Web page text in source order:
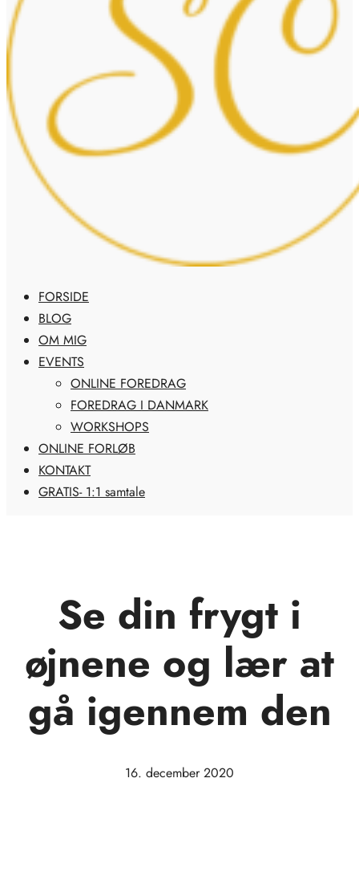
FORSIDE
BLOG
OM MIG
EVENTS
ONLINE FOREDRAG
FOREDRAG I DANMARK
WORKSHOPS
ONLINE FORLØB
KONTAKT
GRATIS- 1:1 samtale
Se din frygt i
øjnene og lær at
gå igennem den
16. december 2020